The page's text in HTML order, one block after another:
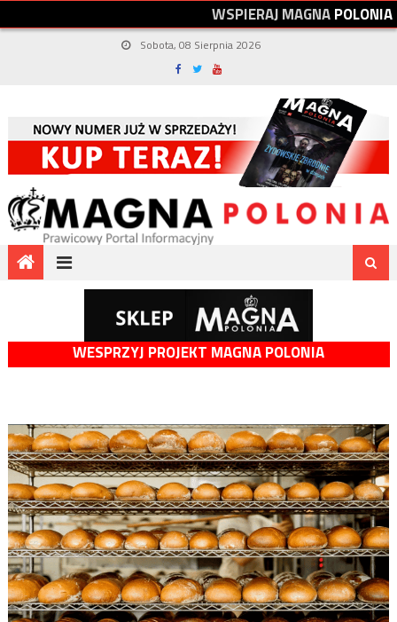
WSPIERAJMAGNAPOLONIA
Sobota, 08 Sierpnia 2026
WESPRZYJ PROJEKT MAGNA POLONIA